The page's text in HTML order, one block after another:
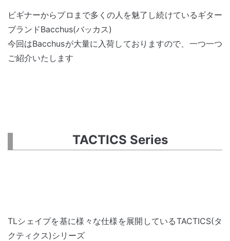
ビギナーからプロまで多くの人を魅了し続けているギター
ブランドBacchus(バッカス)
今回はBacchusが大量に入荷しておりますので、一つ一つ
ご紹介いたします
TACTICS Series
TLシェイプを基に様々な仕様を展開しているTACTICS(タ
クティクス)シリーズ